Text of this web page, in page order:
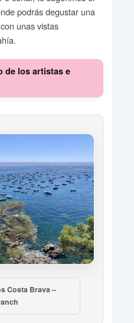
podrás degustar una
unas vistas
de los artistas e
Costa Brava –